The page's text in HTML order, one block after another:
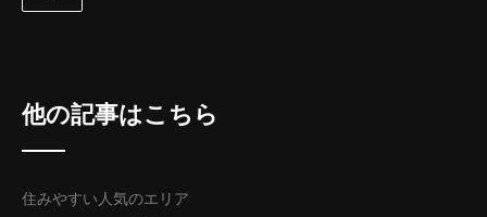
他の記事はこちら
住みやすい人気のエリア